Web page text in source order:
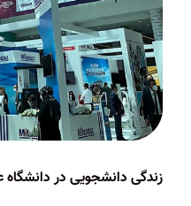
زندگی دانشجویی در دانشگاه